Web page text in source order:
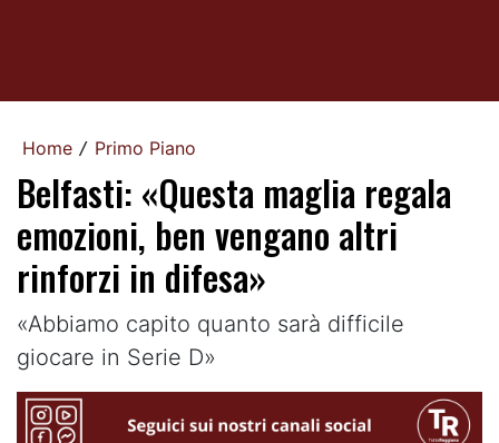
Home / Primo Piano
Belfasti: «Questa maglia regala
emozioni, ben vengano altri
rinforzi in difesa»
«Abbiamo capito quanto sarà difficile
giocare in Serie D»